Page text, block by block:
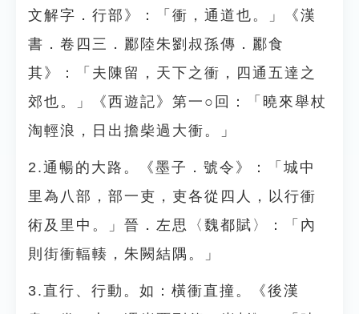
文解字．行部》：「衝，通道也。」《漢
書．卷四三．酈陸朱劉叔孫傳．酈食
其》：「夫陳留，天下之衝，四通五達之
郊也。」《西遊記》第一○回：「曉來舉杖
淘輕浪，日出擔柴過大衝。」
2.通暢的大路。《墨子．號令》：「城中
里為八部，部一吏，吏各從四人，以行衝
術及里中。」晉．左思〈魏都賦〉：「內
則街衝輻輳，朱闕結隅。」
3.直行、行動。如：橫衝直撞。《後漢